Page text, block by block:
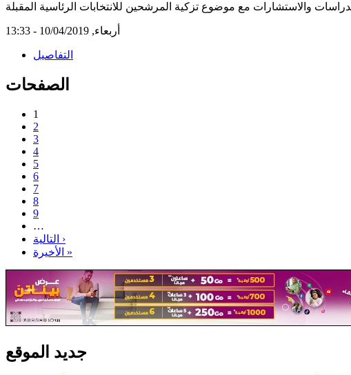
أربعاء, 10/04/2019 - 13:33
التفاصيل
الصفحات
1
2
3
4
5
6
7
8
9
…
التالية ›
الأخيرة »
جديد الموقع